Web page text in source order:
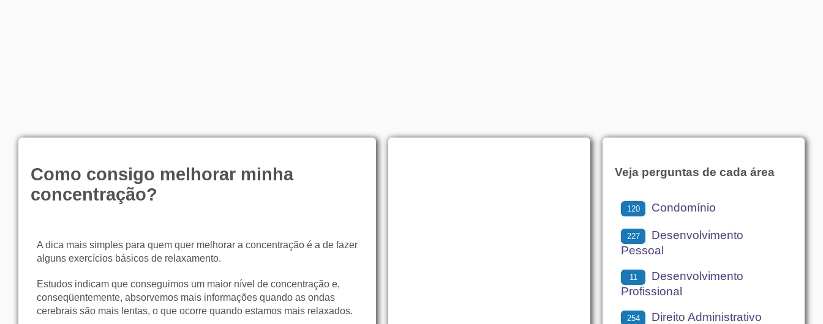
Como consigo melhorar minha
concentração?
A dica mais simples para quem quer melhorar a concentração é a de fazer
alguns exercícios básicos de relaxamento.
Estudos indicam que conseguimos um maior nível de concentração e,
conseqüentemente, absorvemos mais informações quando as ondas
cerebrais são mais lentas, o que ocorre quando estamos mais relaxados.
Veja perguntas de cada área
120 Condomínio
227
Desenvolvimento
Pessoal
11
Desenvolvimento
Profissional
254 Direito Administrativo